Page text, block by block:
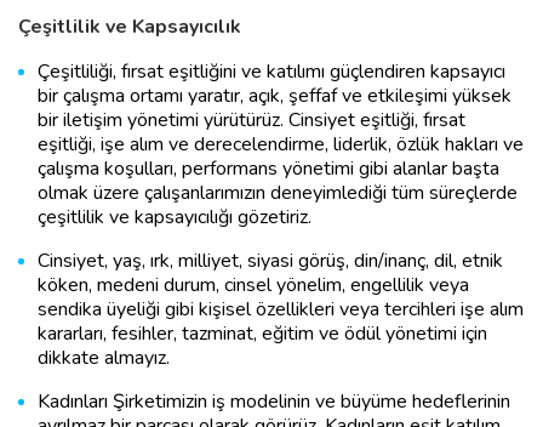
Çeşitlilik ve Kapsayıcılık
Çeşitliliği, fırsat eşitliğini ve katılımı güçlendiren kapsayıcı
bir çalışma ortamı yaratır, açık, şeffaf ve etkileşimi yüksek
bir iletişim yönetimi yürütürüz. Cinsiyet eşitliği, fırsat
eşitliği, işe alım ve derecelendirme, liderlik, özlük hakları ve
çalışma koşulları, performans yönetimi gibi alanlar başta
olmak üzere çalışanlarımızın deneyimlediği tüm süreçlerde
çeşitlilik ve kapsayıcılığı gözetiriz.
Cinsiyet, yaş, ırk, milliyet, siyasi görüş, din/inanç, dil, etnik
köken, medeni durum, cinsel yönelim, engellilik veya
sendika üyeliği gibi kişisel özellikleri veya tercihleri işe alım
kararları, fesihler, tazminat, eğitim ve ödül yönetimi için
dikkate almayız.
Kadınları Şirketimizin iş modelinin ve büyüme hedeflerinin